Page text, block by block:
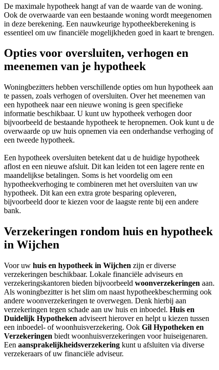
De maximale hypotheek hangt af van de waarde van de woning.
Ook de overwaarde van een bestaande woning wordt meegenomen
in deze berekening. Een nauwkeurige hypotheekberekening is
essentieel om uw financiële mogelijkheden goed in kaart te brengen.
Opties voor oversluiten, verhogen en
meenemen van je hypotheek
Woningbezitters hebben verschillende opties om hun hypotheek aan
te passen, zoals verhogen of oversluiten. Over het meenemen van
een hypotheek naar een nieuwe woning is geen specifieke
informatie beschikbaar. U kunt uw hypotheek verhogen door
bijvoorbeeld de bestaande hypotheek te heropnemen. Ook kunt u de
overwaarde op uw huis opnemen via een onderhandse verhoging of
een tweede hypotheek.
Een hypotheek oversluiten betekent dat u de huidige hypotheek
aflost en een nieuwe afsluit. Dit kan leiden tot een lagere rente en
maandelijkse betalingen. Soms is het voordelig om een
hypotheekverhoging te combineren met het oversluiten van uw
hypotheek. Dit kan een extra grote besparing opleveren,
bijvoorbeeld door te kiezen voor de laagste rente bij een andere
bank.
Verzekeringen rondom huis en hypotheek
in Wijchen
Voor uw huis en hypotheek in Wijchen zijn er diverse
verzekeringen beschikbaar. Lokale financiële adviseurs en
verzekeringskantoren bieden bijvoorbeeld woonverzekeringen aan.
Als woningbezitter is het slim om naast hypotheekbescherming ook
andere woonverzekeringen te overwegen. Denk hierbij aan
verzekeringen tegen schade aan uw huis en inboedel. Huis en
Duidelijk Hypotheken adviseert hierover en helpt u kiezen tussen
een inboedel- of woonhuisverzekering. Ook Gil Hypotheken en
Verzekeringen biedt woonhuisverzekeringen voor huiseigenaren.
Een aansprakelijkheidsverzekering kunt u afsluiten via diverse
verzekeraars of uw financiële adviseur.